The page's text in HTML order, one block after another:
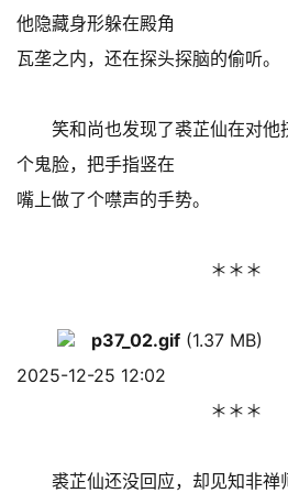
他隐藏身形躲在殿角
瓦垄之内，还在探头探脑的偷听。
笑和尚也发现了裘芷仙在对他
个鬼脸，把手指竖在
嘴上做了个噤声的手势。
＊＊＊ ＊＊
p37_02.gif (1.37 MB)
2025-12-25 12:02
＊＊＊ ＊＊
裘芷仙还没回应，却见知非禅